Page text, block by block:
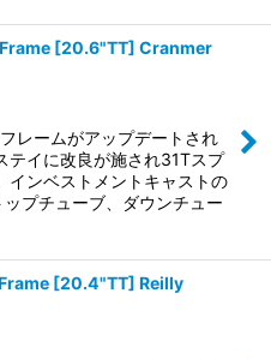
[20.6"TT] Cranmer
レームがアップデートされ
テイに改良が施され31Tスプ
インベストメントキャストの
プチューブ、ダウンチュー
[20.4"TT] Reilly